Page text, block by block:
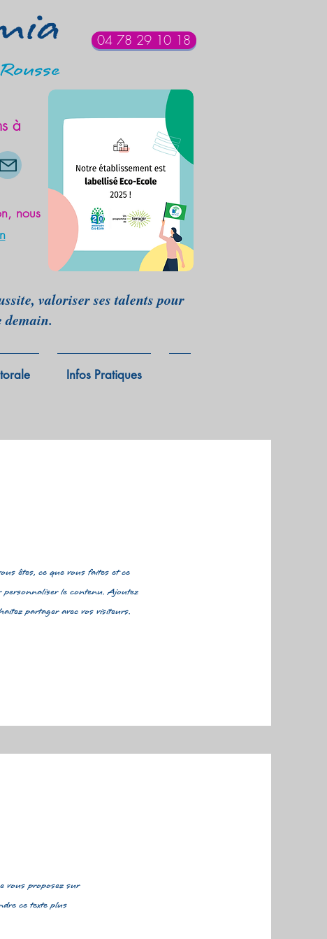
04 78 29 10 18
à
nous
valoriser ses talents pour
Infos Pratiques
êtes, ce que vous faites et ce
le contenu. Ajoutez
partager avec vos visiteurs.
vous proposez sur
ce texte plus